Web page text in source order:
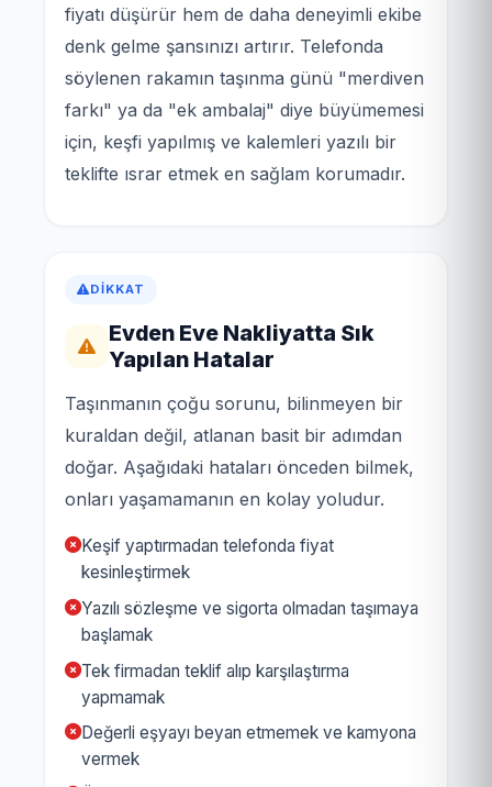
fiyatı düşürür hem de daha deneyimli ekibe
denk gelme şansınızı artırır. Telefonda
söylenen rakamın taşınma günü "merdiven
farkı" ya da "ek ambalaj" diye büyümemesi
için, keşfi yapılmış ve kalemleri yazılı bir
teklifte ısrar etmek en sağlam korumadır.
DIKKAT
Evden Eve Nakliyatta Sık
Yapılan Hatalar
Taşınmanın çoğu sorunu, bilinmeyen bir
kuraldan değil, atlanan basit bir adımdan
doğar. Aşağıdaki hataları önceden bilmek,
onları yaşamamanın en kolay yoludur.
Keşif yaptırmadan telefonda fiyat
kesinleştirmek
Yazılı sözleşme ve sigorta olmadan taşımaya
başlamak
Tek firmadan teklif alıp karşılaştırma
yapmamak
Değerli eşyayı beyan etmemek ve kamyona
vermek